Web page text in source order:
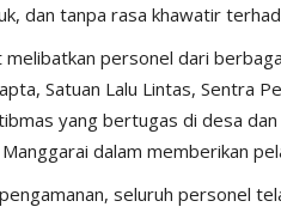
dan tanpa rasa khawatir
personel dari
Satuan Lalu Lintas, Sentra
yang bertugas di desa
dalam memberikan
seluruh personel